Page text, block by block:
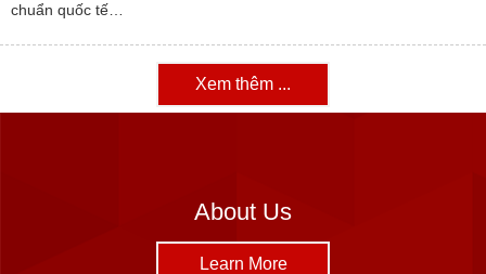
chuẩn quốc tế…
Xem thêm ...
About Us
Learn More